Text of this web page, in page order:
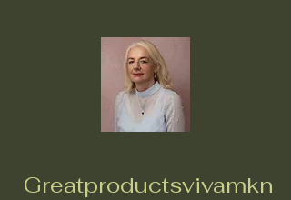
Greatproductsvivamkn